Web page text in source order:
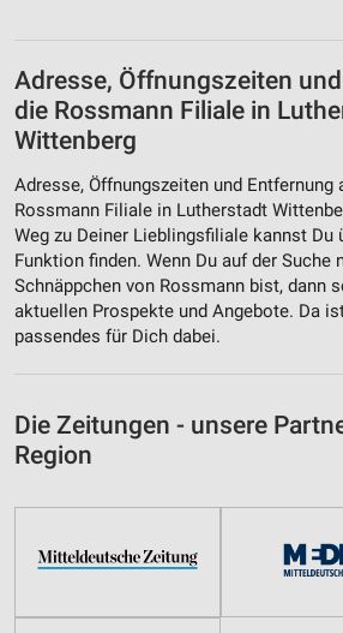
Adresse, Öffnungszeiten
die Rossmann Filiale in
Wittenberg
Adresse, Öffnungszeiten und Entfernung
Rossmann Filiale in Lutherstadt
Weg zu Deiner Lieblingsfiliale kannst Du
Funktion finden. Wenn Du auf der Suche
Schnäppchen von Rossmann bist, dann
aktuellen Prospekte und Angebote. Da
passendes für Dich dabei.
Die Zeitungen - unsere
Region